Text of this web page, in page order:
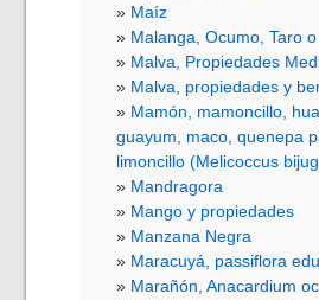
Maíz
Malanga, Ocumo, Taro
Malva, Propiedades
Malva, propiedades y
Mamón, mamoncillo,
guayum, maco, quenepa
limoncillo (Melicoccus
Mandragora
Mango y propiedades
Manzana Negra
Maracuyá, passiflora
Marañón, Anacardium